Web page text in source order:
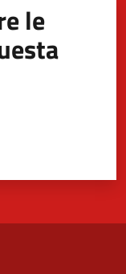
le